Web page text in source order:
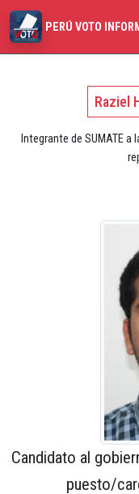
PERÚ VOTO
Raziel
Integrante de SUMATE
Candidato al
puesto/